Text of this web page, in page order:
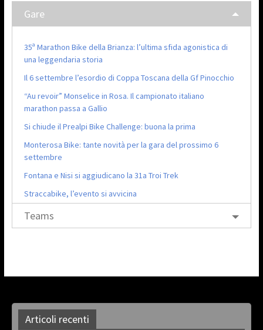
Gare
35ª Marathon Bike della Brianza: l’ultima sfida agonistica di
una leggendaria storia
Il 6 settembre l’esordio di Coppa Toscana della Gf Pinocchio
“Au revoir” Monselice in Rosa. Il campionato italiano
marathon passa a Gallio
Si chiude il Prealpi Bike Challenge: buona la prima
Monterosa Bike: tante novità per la gara del prossimo 6
settembre
Fontana e Nisi si aggiudicano la 31a Troi Trek
Straccabike, l’evento si avvicina
Teams
Articoli recenti